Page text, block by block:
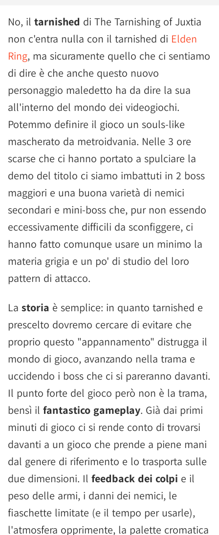
No, il tarnished di The Tarnishing of Juxtia
non c'entra nulla con il tarnished di Elden
Ring, ma sicuramente quello che ci sentiamo
di dire è che anche questo nuovo
personaggio maledetto ha da dire la sua
all'interno del mondo dei videogiochi.
Potemmo definire il gioco un souls-like
mascherato da metroidvania. Nelle 3 ore
scarse che ci hanno portato a spulciare la
demo del titolo ci siamo imbattuti in 2 boss
maggiori e una buona varietà di nemici
secondari e mini-boss che, pur non essendo
eccessivamente difficili da sconfiggere, ci
hanno fatto comunque usare un minimo la
materia grigia e un po' di studio del loro
pattern di attacco.
La storia è semplice: in quanto tarnished e
prescelto dovremo cercare di evitare che
proprio questo "appannamento" distrugga il
mondo di gioco, avanzando nella trama e
uccidendo i boss che ci si pareranno davanti.
Il punto forte del gioco però non è la trama,
bensì il fantastico gameplay. Già dai primi
minuti di gioco ci si rende conto di trovarsi
davanti a un gioco che prende a piene mani
dal genere di riferimento e lo trasporta sulle
due dimensioni. Il feedback dei colpi e il
peso delle armi, i danni dei nemici, le
fiaschette limitate (e il tempo per usarle),
l'atmosfera opprimente, la palette cromatica